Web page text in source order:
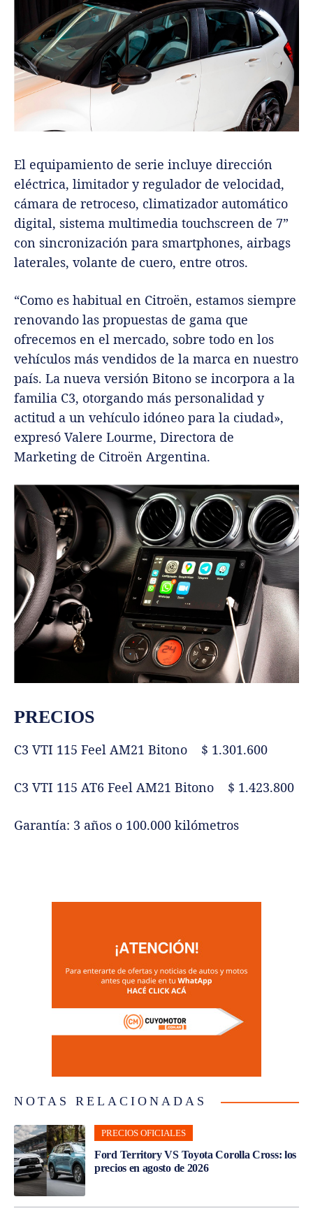
El equipamiento de serie incluye dirección
eléctrica, limitador y regulador de velocidad,
cámara de retroceso, climatizador automático
digital, sistema multimedia touchscreen de 7”
con sincronización para smartphones, airbags
laterales, volante de cuero, entre otros.
“Como es habitual en Citroën, estamos siempre
renovando las propuestas de gama que
ofrecemos en el mercado, sobre todo en los
vehículos más vendidos de la marca en nuestro
país. La nueva versión Bitono se incorpora a la
familia C3, otorgando más personalidad y
actitud a un vehículo idóneo para la ciudad»,
expresó Valere Lourme, Directora de
Marketing de Citroën Argentina.
PRECIOS
C3 VTI 115 Feel AM21 Bitono $ 1.301.600
C3 VTI 115 AT6 Feel AM21 Bitono $ 1.423.800
Garantía: 3 años o 100.000 kilómetros
NOTAS RELACIONADAS
PRECIOS OFICIALES
Ford Territory VS Toyota Corolla Cross: los
precios en agosto de 2026